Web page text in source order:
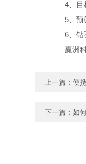
4、目标
5、预筛
6、钻孔
赢洲科
上一篇： 便
下一篇： 如